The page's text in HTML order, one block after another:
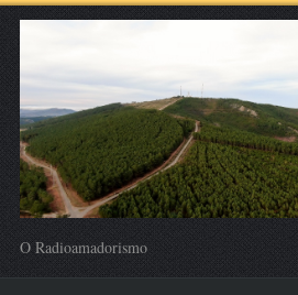
O Radioamadorismo